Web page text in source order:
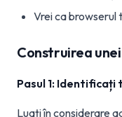
Vrei ca browserul
Construirea
Pasul 1:
Luați în considerare